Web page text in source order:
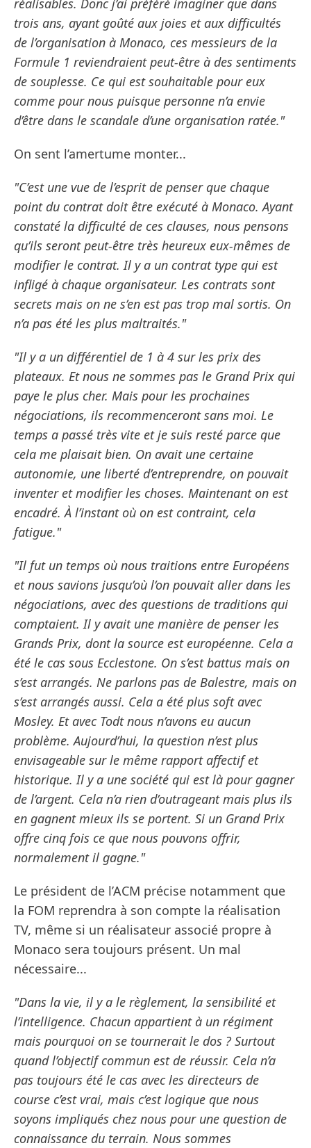
réalisables. Donc j’ai préféré imaginer que dans
trois ans, ayant goûté aux joies et aux difficultés
de l’organisation à Monaco, ces messieurs de la
Formule 1 reviendraient peut-être à des sentiments
de souplesse. Ce qui est souhaitable pour eux
comme pour nous puisque personne n’a envie
d’être dans le scandale d’une organisation ratée."
On sent l’amertume monter...
"C’est une vue de l’esprit de penser que chaque
point du contrat doit être exécuté à Monaco. Ayant
constaté la difficulté de ces clauses, nous pensons
qu’ils seront peut-être très heureux eux-mêmes de
modifier le contrat. Il y a un contrat type qui est
infligé à chaque organisateur. Les contrats sont
secrets mais on ne s’en est pas trop mal sortis. On
n’a pas été les plus maltraités."
"Il y a un différentiel de 1 à 4 sur les prix des
plateaux. Et nous ne sommes pas le Grand Prix qui
paye le plus cher. Mais pour les prochaines
négociations, ils recommenceront sans moi. Le
temps a passé très vite et je suis resté parce que
cela me plaisait bien. On avait une certaine
autonomie, une liberté d’entreprendre, on pouvait
inventer et modifier les choses. Maintenant on est
encadré. À l’instant où on est contraint, cela
fatigue."
"Il fut un temps où nous traitions entre Européens
et nous savions jusqu’où l’on pouvait aller dans les
négociations, avec des questions de traditions qui
comptaient. Il y avait une manière de penser les
Grands Prix, dont la source est européenne. Cela a
été le cas sous Ecclestone. On s’est battus mais on
s’est arrangés. Ne parlons pas de Balestre, mais on
s’est arrangés aussi. Cela a été plus soft avec
Mosley. Et avec Todt nous n’avons eu aucun
problème. Aujourd’hui, la question n’est plus
envisageable sur le même rapport affectif et
historique. Il y a une société qui est là pour gagner
de l’argent. Cela n’a rien d’outrageant mais plus ils
en gagnent mieux ils se portent. Si un Grand Prix
offre cinq fois ce que nous pouvons offrir,
normalement il gagne."
Le président de l’ACM précise notamment que
la FOM reprendra à son compte la réalisation
TV, même si un réalisateur associé propre à
Monaco sera toujours présent. Un mal
nécessaire...
"Dans la vie, il y a le règlement, la sensibilité et
l’intelligence. Chacun appartient à un régiment
mais pourquoi on se tournerait le dos ? Surtout
quand l’objectif commun est de réussir. Cela n’a
pas toujours été le cas avec les directeurs de
course c’est vrai, mais c’est logique que nous
soyons impliqués chez nous pour une question de
connaissance du terrain. Nous sommes